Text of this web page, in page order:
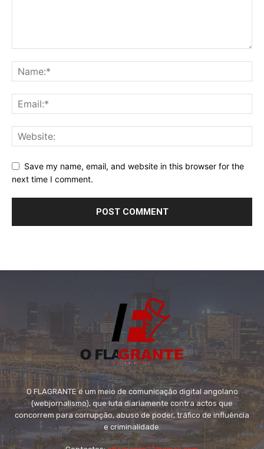
Save my name, email, and website in this browser for the
next time I comment.
O FLAGRANTE é um meio de comunicação digital angolano
(webjornalismo), que luta diariamente contra actos que
concorrem para corrupção, abuso de poder, tráfico de influência
e criminalidade.